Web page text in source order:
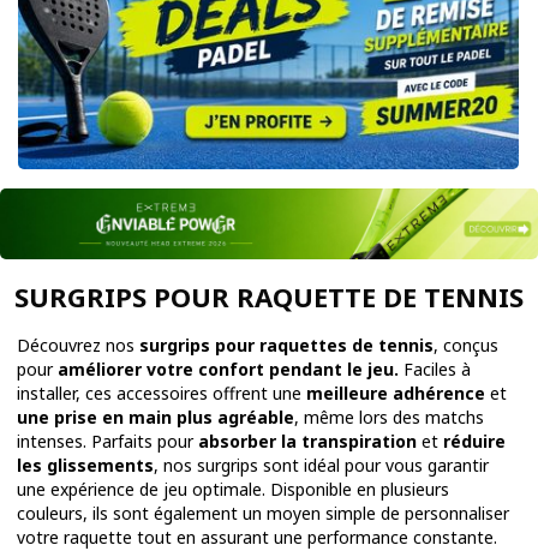
SURGRIPS POUR RAQUETTE DE TENNIS
Découvrez nos surgrips pour raquettes de tennis, conçus
pouraméliorer votre confort pendant le jeu. Faciles à
installer, ces accessoires offrent une meilleure adhérence et
une prise en main plus agréable, même lors des matchs
intenses. Parfaits pour absorber la transpiration et réduire
les glissements, nos surgrips sont idéal pour vous garantir
une expérience de jeu optimale. Disponible en plusieurs
couleurs, ils sont également un moyen simple de personnaliser
votre raquette tout en assurant une performance constante.